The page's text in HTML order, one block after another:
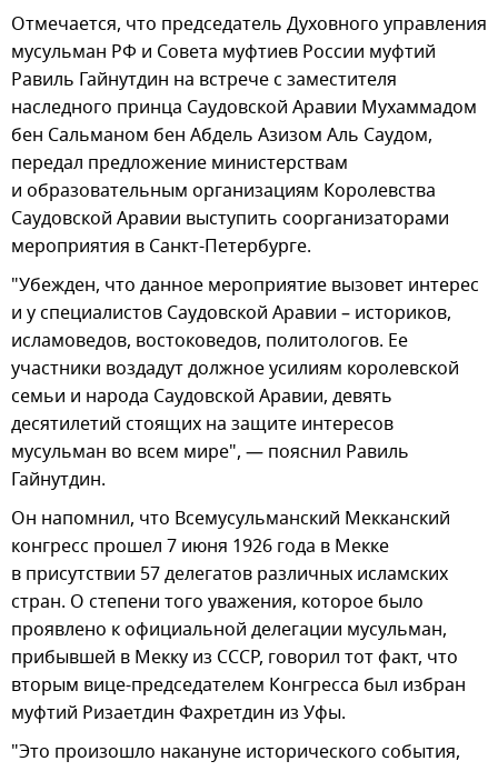
Отмечается, что председатель Духовного управления
мусульман РФ и Совета муфтиев России муфтий
Равиль Гайнутдин на встрече с заместителя
наследного принца Саудовской Аравии Мухаммадом
бен Сальманом бен Абдель Азизом Аль Саудом,
передал предложение министерствам
и образовательным организациям Королевства
Саудовской Аравии выступить соорганизаторами
мероприятия в Санкт-Петербурге.
"Убежден, что данное мероприятие вызовет интерес
и у специалистов Саудовской Аравии – историков,
исламоведов, востоковедов, политологов. Ее
участники воздадут должное усилиям королевской
семьи и народа Саудовской Аравии, девять
десятилетий стоящих на защите интересов
мусульман во всем мире", — пояснил Равиль
Гайнутдин.
Он напомнил, что Всемусульманский Мекканский
конгресс прошел 7 июня 1926 года в Мекке
в присутствии 57 делегатов различных исламских
стран. О степени того уважения, которое было
проявлено к официальной делегации мусульман,
прибывшей в Мекку из СССР, говорил тот факт, что
вторым вице-председателем Конгресса был избран
муфтий Ризаетдин Фахретдин из Уфы.
"Это произошло накануне исторического события,